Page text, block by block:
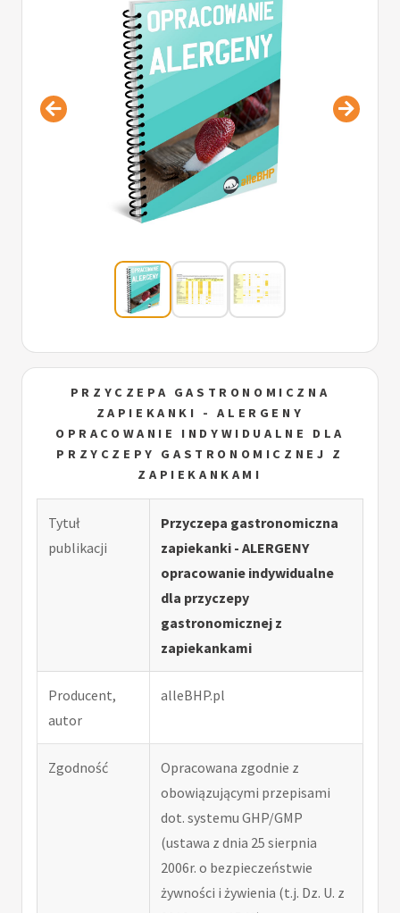
PRZYCZEPA GASTRONOMICZNA
ZAPIEKANKI - ALERGENY
OPRACOWANIE INDYWIDUALNE DLA
PRZYCZEPY GASTRONOMICZNEJ Z
ZAPIEKANKAMI
Tytuł
publikacji
Przyczepa gastronomiczna
zapiekanki - ALERGENY
opracowanie indywidualne
dla przyczepy
gastronomicznej z
zapiekankami
Producent,
autor
alleBHP.pl
Zgodność
Opracowana zgodnie z
obowiązującymi przepisami
dot. systemu GHP/GMP
(ustawa z dnia 25 sierpnia
2006r. o bezpieczeństwie
żywności i żywienia (t.j. Dz. U. z